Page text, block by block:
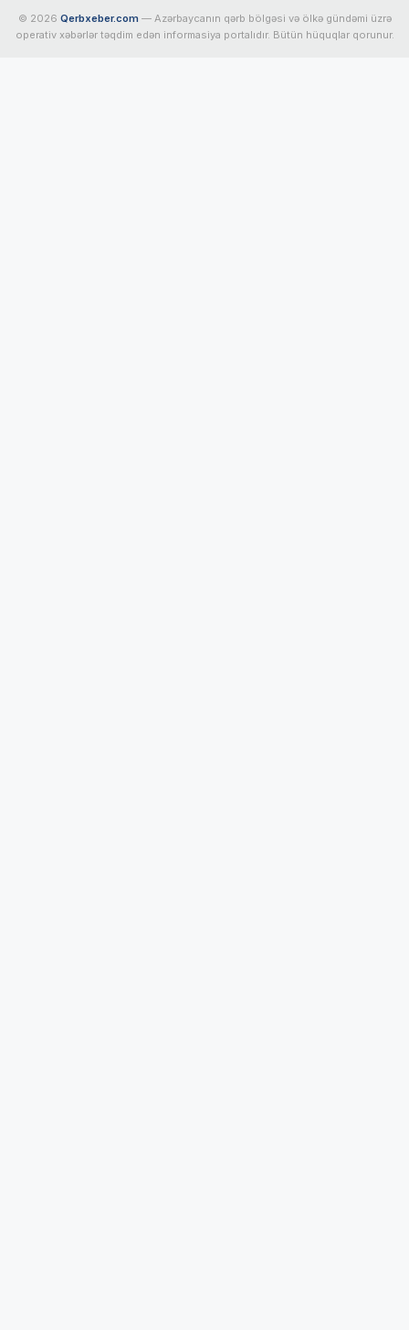
© 2026 Qerbxeber.com — Azərbaycanın qərb bölgəsi və ölkə gündəmi üzrə
operativ xəbərlər təqdim edən informasiya portalıdır. Bütün hüquqlar qorunur.